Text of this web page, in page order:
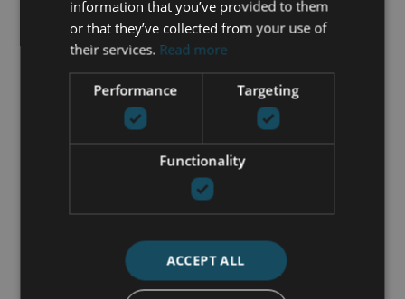
CONTACTE CON NOSOTROS
María Cazorla
maria@luxurylivingmarbella.com
information that you’ve provided to them
or that they’ve collected from your use of
their services. Read more
Performance Targeting
Functionality
ACCEPT ALL